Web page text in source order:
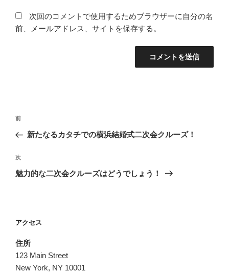
次回のコメントで使用するためブラウザーに自分の名
前、メールアドレス、サイトを保存する。
投
ビ
ゲ
ン
前
の
稿
前
新たなるカタチでの横浜結婚式二次会クルーズ！
次
の
次
魅力的な二次会クルーズはどうでしょう！
アクセス
住所
123 Main Street
New York, NY 10001